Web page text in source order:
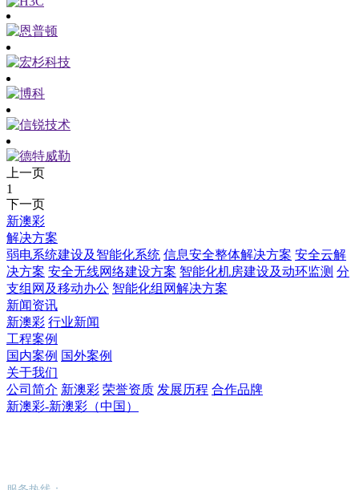
上一页
1
下一页
新澳彩
解决方案
弱电系统建设及智能化系统 信息安全整体解决方案 安全云解
决方案 安全无线网络建设方案 智能化机房建设及动环监测 分
支组网及移动办公 智能化组网解决方案
新闻资讯
新澳彩 行业新闻
工程案例
国内案例 国外案例
关于我们
公司简介 新澳彩 荣誉资质 发展历程 合作品牌
新澳彩-新澳彩（中国）